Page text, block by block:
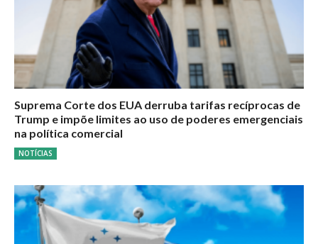
Suprema Corte dos EUA derruba tarifas recíprocas de
Trump e impõe limites ao uso de poderes emergenciais
na política comercial
NOTÍCIAS